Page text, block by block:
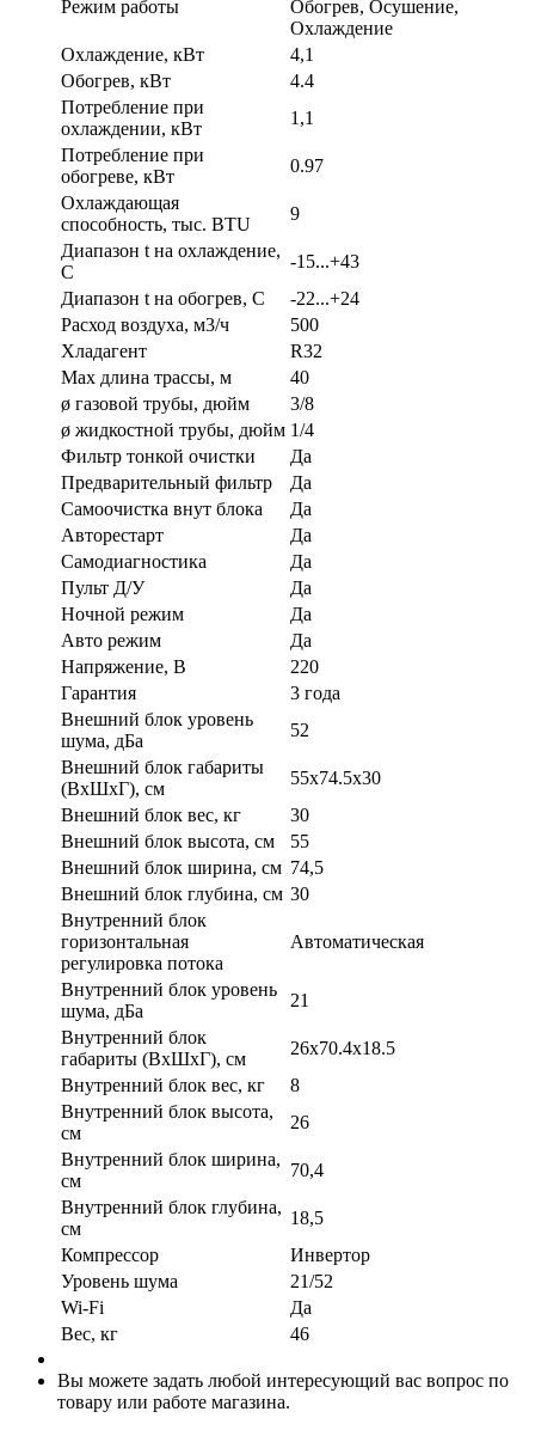
Режим работы
Обогрев, Осушение,
Охлаждение
Охлаждение, кВт
4,1
Обогрев, кВт
4.4
Потребление при
охлаждении, кВт
1,1
Потребление при
обогреве, кВт
0.97
Охлаждающая
способность, тыс. BTU
9
Диапазон t на охлаждение,
С
-15...+43
Диапазон t на обогрев, С
-22...+24
Расход воздуха, м3/ч
500
Хладагент
R32
Max длина трассы, м
40
ø газовой трубы, дюйм
3/8
ø жидкостной трубы, дюйм 1/4
Фильтр тонкой очистки
Да
Предварительный фильтр
Да
Самоочистка внут блока
Да
Авторестарт
Да
Самодиагностика
Да
Пульт Д/У
Да
Ночной режим
Да
Авто режим
Да
Напряжение, В
220
Гарантия
3 года
Внешний блок уровень
шума, дБа
52
Внешний блок габариты
(ВхШхГ), см
55х74.5х30
Внешний блок вес, кг
30
Внешний блок высота, см
55
Внешний блок ширина, см 74,5
Внешний блок глубина, см 30
Внутренний блок
горизонтальная
регулировка потока
Автоматическая
Внутренний блок уровень
шума, дБа
21
Внутренний блок
габариты (ВхШхГ), см
26x70.4x18.5
Внутренний блок вес, кг
8
Внутренний блок высота,
см
26
Внутренний блок ширина,
см
70,4
Внутренний блок глубина,
см
18,5
Компрессор
Инвертор
Уровень шума
21/52
Wi-Fi
Да
Вес, кг
46
Вы можете задать любой интересующий вас вопрос по
товару или работе магазина.